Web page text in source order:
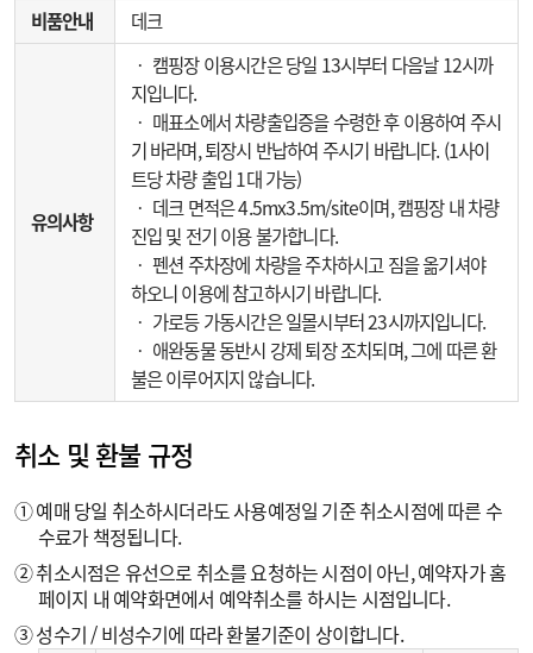
비품안내 데크
유의사항
‧ 캠핑장 이용시간은 당일 13시부터 다음날 12시까
지입니다.
‧ 매표소에서 차량출입증을 수령한 후 이용하여 주시
기 바라며, 퇴장시 반납하여 주시기 바랍니다. (1사이
트당 차량 출입 1대 가능)
‧ 데크 면적은 4.5mx3.5m/site이며, 캠핑장 내 차량
진입 및 전기 이용 불가합니다.
‧ 펜션 주차장에 차량을 주차하시고 짐을 옮기셔야
하오니 이용에 참고하시기 바랍니다.
‧ 가로등 가동시간은 일몰시부터 23시까지입니다.
‧ 애완동물 동반시 강제 퇴장 조치되며, 그에 따른 환
불은 이루어지지 않습니다.
취소 및 환불 규정
① 예매 당일 취소하시더라도 사용예정일 기준 취소시점에 따른 수
수료가 책정됩니다.
② 취소시점은 유선으로 취소를 요청하는 시점이 아닌, 예약자가 홈
페이지 내 예약화면에서 예약취소를 하시는 시점입니다.
③ 성수기 / 비성수기에 따라 환불기준이 상이합니다.